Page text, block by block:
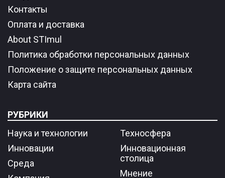
Контакты
Оплата и доставка
About STImul
Политика обработки персональных данных
Положение о защите персональных данных
Карта сайта
РУБРИКИ
Наука и технологии
Инновации
Среда
Техносфера
Инновационная
столица
Мнение